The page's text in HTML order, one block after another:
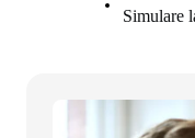
Simulare